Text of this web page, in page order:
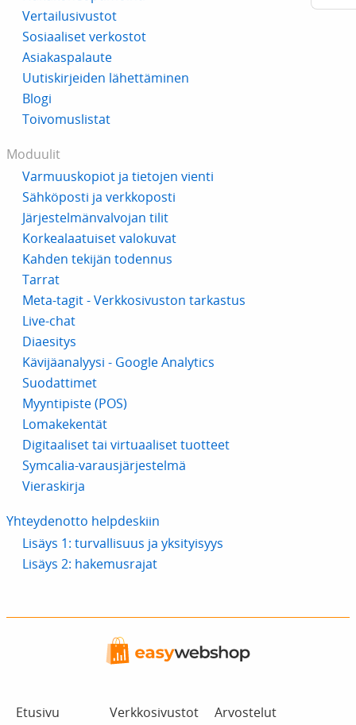
Vertailusivustot
Sosiaaliset verkostot
Asiakaspalaute
Uutiskirjeiden lähettäminen
Blogi
Toivomuslistat
Moduulit
Varmuuskopiot ja tietojen vienti
Sähköposti ja verkkoposti
Järjestelmänvalvojan tilit
Korkealaatuiset valokuvat
Kahden tekijän todennus
Tarrat
Meta-tagit - Verkkosivuston tarkastus
Live-chat
Diaesitys
Kävijäanalyysi - Google Analytics
Suodattimet
Myyntipiste (POS)
Lomakekentät
Digitaaliset tai virtuaaliset tuotteet
Symcalia-varausjärjestelmä
Vieraskirja
Yhteydenotto helpdeskiin
Lisäys 1: turvallisuus ja yksityisyys
Lisäys 2: hakemusrajat
Etusivu Verkkosivustot Arvostelut